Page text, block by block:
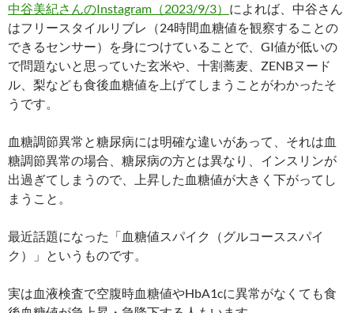
中谷美紀さんのInstagram（2023/9/3） によれば、中谷さん
はフリースタイルリブレ（24時間血糖値を観察することの
できるセンサー）を身につけていることで、GI値が低いの
で問題ないと思っていた玄米や、十割蕎麦、ZENBヌード
ル、梨なども食後血糖値を上げてしまうことがわかったそ
うです。
血糖調節異常と糖尿病には明確な違いがあって、それは血
糖調節異常の場合、糖尿病の方とは異なり、インスリンが
出過ぎてしまうので、上昇した血糖値が大きく下がってし
まうこと。
最近話題になった「血糖値スパイク（グルコーススパイ
ク）」というものです。
実は血液検査で空腹時血糖値やHbA1cに異常がなくても食